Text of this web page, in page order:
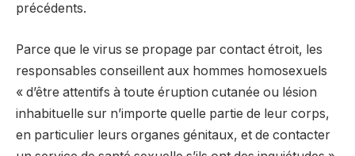
précédents.
Parce que le virus se propage par contact étroit, les
responsables conseillent aux hommes homosexuels
« d’être attentifs à toute éruption cutanée ou lésion
inhabituelle sur n’importe quelle partie de leur corps,
en particulier leurs organes génitaux, et de contacter